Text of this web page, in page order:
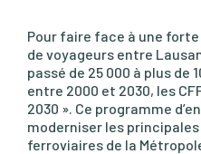
Pour faire face à une
de voyageurs entre
passé de 25 000 à plus de
entre 2000 et 2030, les
2030 ». Ce programme
moderniser les
ferroviaires de la